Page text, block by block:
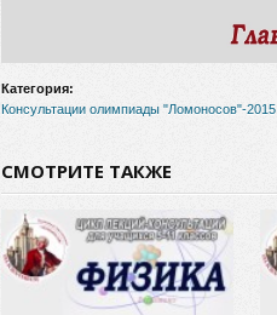
Категория:
Консультации олимпиады "Ломоносов"-2015
СМОТРИТЕ ТАКЖЕ